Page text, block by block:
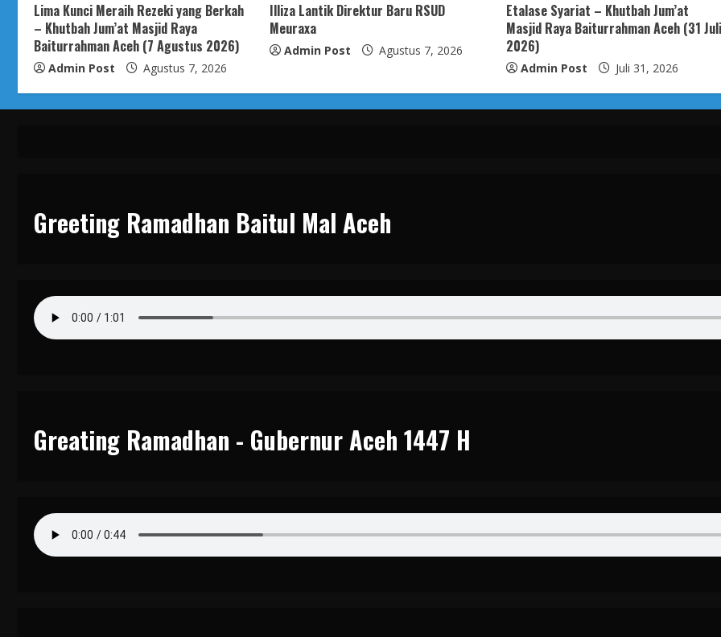
Lima Kunci Meraih Rezeki yang Berkah
– Khutbah Jum’at Masjid Raya
Baiturrahman Aceh (7 Agustus 2026)
Admin Post Agustus 7, 2026
Illiza Lantik Direktur Baru RSUD
Meuraxa
Admin Post Agustus 7, 2026
Etalase Syariat – Khutbah Jum’at
Masjid Raya Baiturrahman Aceh (31 Juli
2026)
Admin Post Juli 31, 2026
Greeting Ramadhan Baitul Mal Aceh
Greating Ramadhan - Gubernur Aceh 1447 H